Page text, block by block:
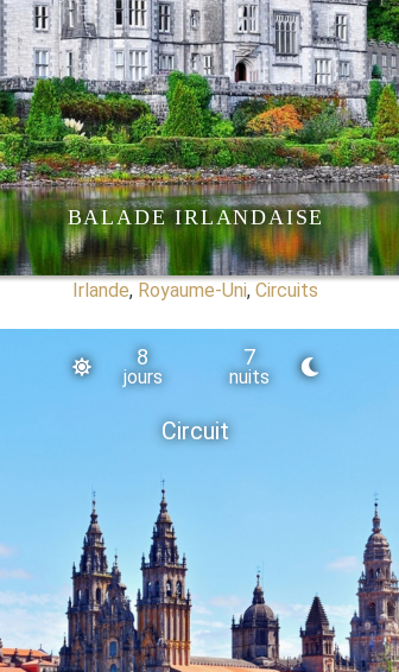
BALADE IRLANDAISE
Irlande, Royaume-Uni,Circuits
Circuit
8
jours
7
nuits